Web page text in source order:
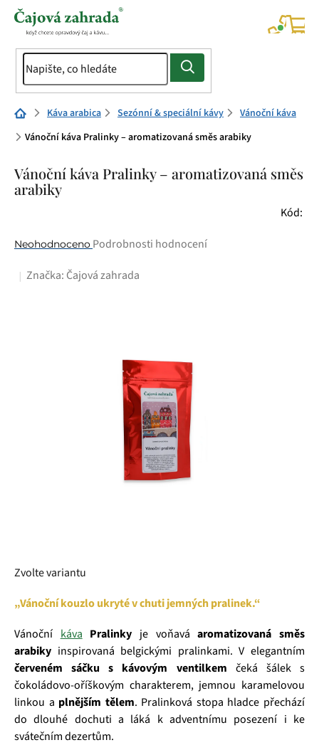
Přejít
Domů Káva arabica Sezónní & speciální kávy
Vánoční káva
Vánoční káva Pralinky – aromatizovaná směs arabiky
Vánoční káva Pralinky – aromatizovaná směs
arabiky
Kód:
Průměrné
produktu
Neohodnoceno Podrobnosti hodnocení
Značka: Čajová zahrada
Zvolte variantu
„Vánoční kouzlo ukryté v chuti jemných pralinek.“
Vánoční káva Pralinky je voňaváaromatizovaná směs
arabiky inspirovaná belgickými pralinkami. V elegantním
červeném sáčku s kávovým ventilkem čeká šálek s
čokoládovo‑oříškovým charakterem, jemnou karamelovou
linkou a plnějším tělem. Pralinková stopa hladce přechází
do dlouhé dochuti a láká k adventnímu posezení i ke
svátečním dezertům.